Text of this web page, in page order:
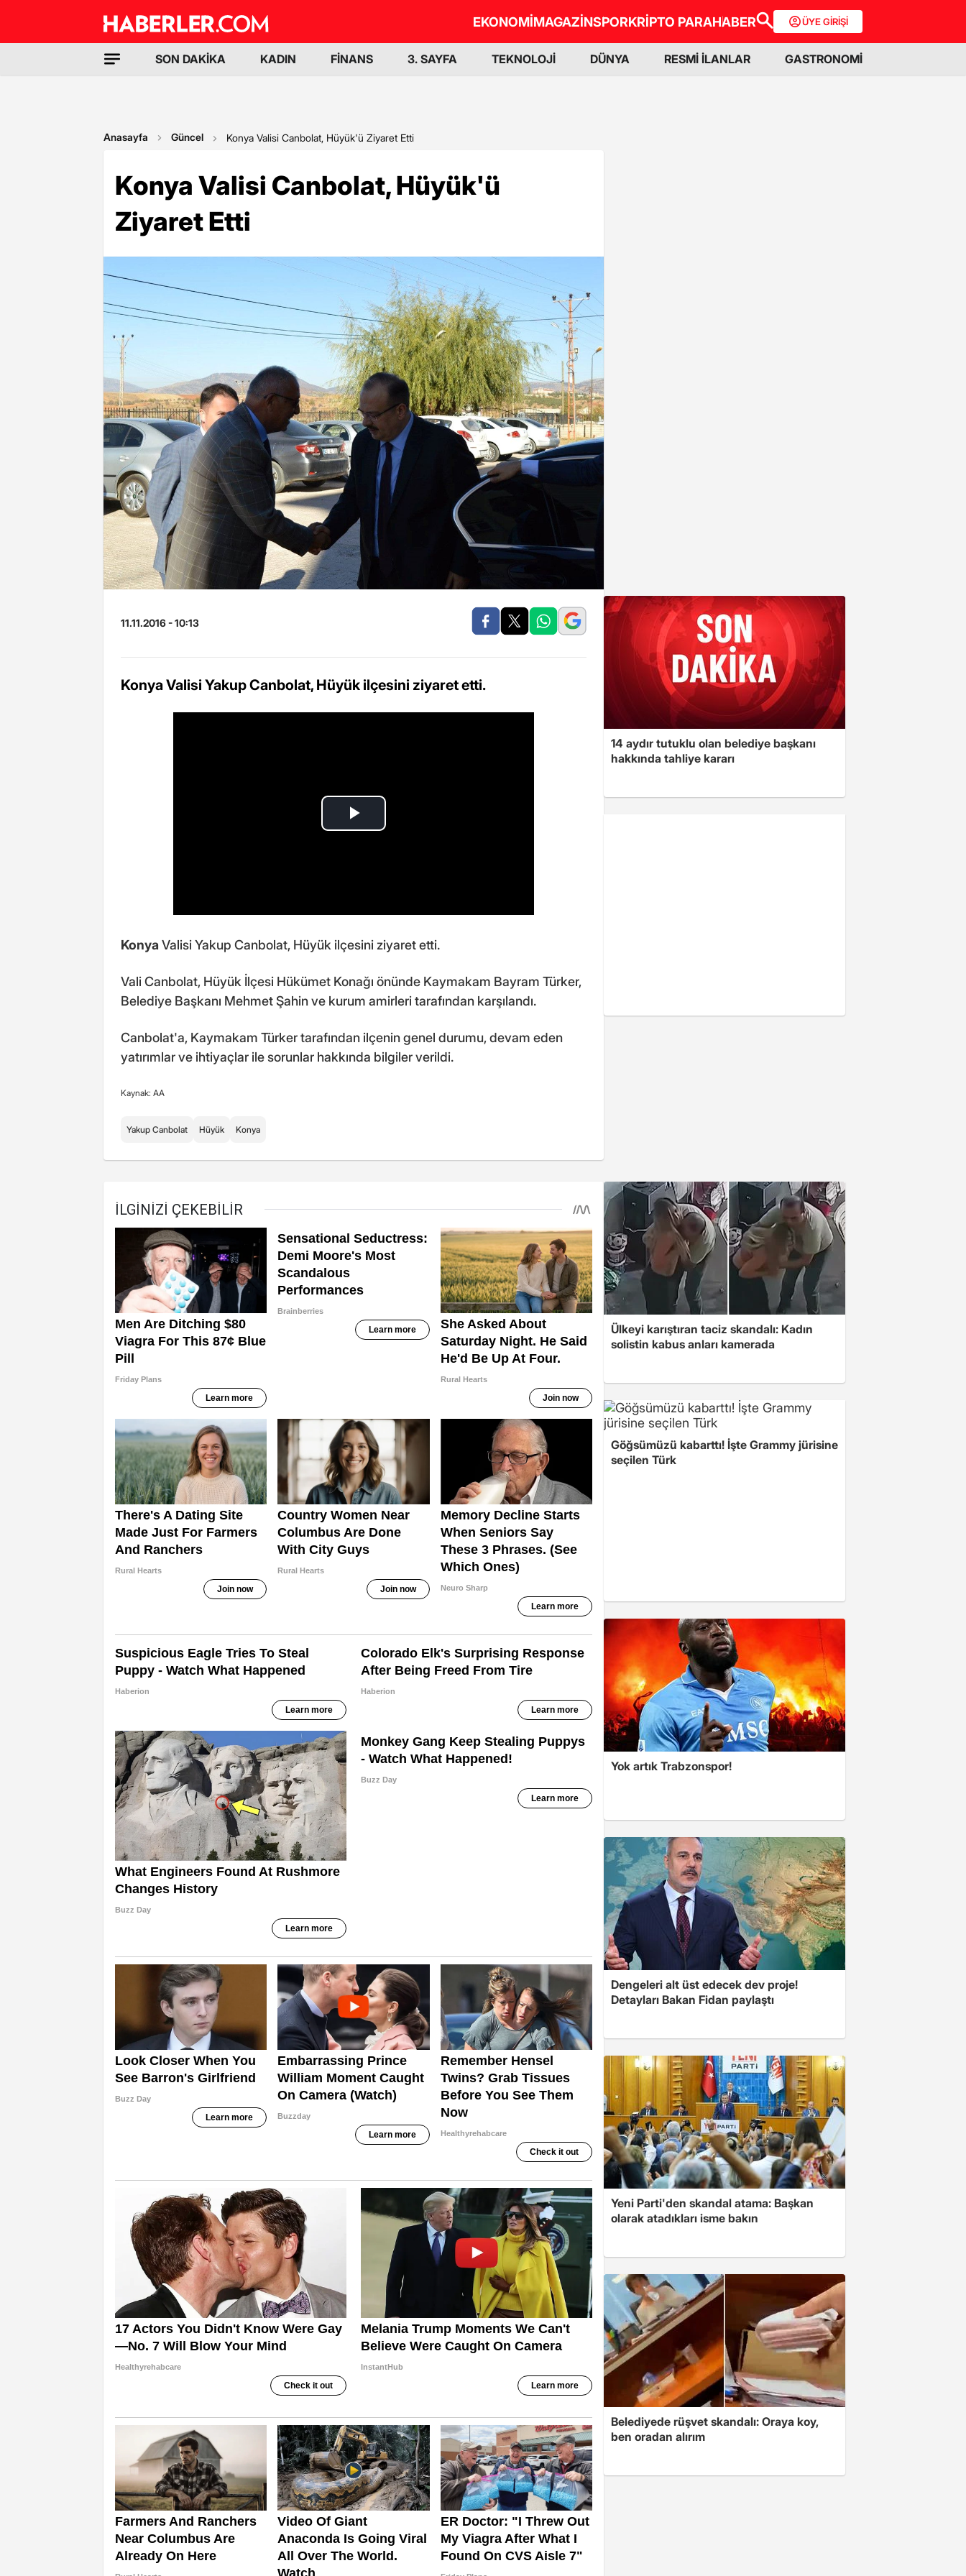
EKONOMİMAGAZİNSPORKRİPTO PARAHABER ÜYE GİRİŞİ
SON DAKİKA KADIN FİNANS 3. SAYFA TEKNOLOJİ DÜNYA RESMİ İLANLAR GASTRONOMİ
Anasayfa Güncel Konya Valisi Canbolat, Hüyük'ü Ziyaret Etti
Konya Valisi Canbolat, Hüyük'ü
Ziyaret Etti
11.11.2016 - 10:13
Konya Valisi Yakup Canbolat, Hüyük ilçesini ziyaret etti.
Konya Valisi Yakup Canbolat, Hüyük ilçesini ziyaret etti.
Vali Canbolat, Hüyük İlçesi Hükümet Konağı önünde Kaymakam Bayram Türker,
Belediye Başkanı Mehmet Şahin ve kurum amirleri tarafından karşılandı.
Canbolat'a, Kaymakam Türker tarafından ilçenin genel durumu, devam eden
yatırımlar ve ihtiyaçlar ile sorunlar hakkında bilgiler verildi.
Kaynak: AA
Yakup Canbolat Hüyük Konya
14 aydır tutuklu olan belediye başkanı
hakkında tahliye kararı
Ülkeyi karıştıran taciz skandalı: Kadın
solistin kabus anları kamerada
Göğsümüzü kabarttı! İşte Grammy jürisine
seçilen Türk
Yok artık Trabzonspor!
Dengeleri alt üst edecek dev proje!
Detayları Bakan Fidan paylaştı
Yeni Parti'den skandal atama: Başkan
olarak atadıkları isme bakın
Belediyede rüşvet skandalı: Oraya koy,
ben oradan alırım